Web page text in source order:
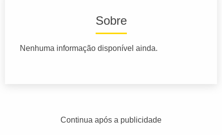
Sobre
Nenhuma informação disponível ainda.
Continua após a publicidade